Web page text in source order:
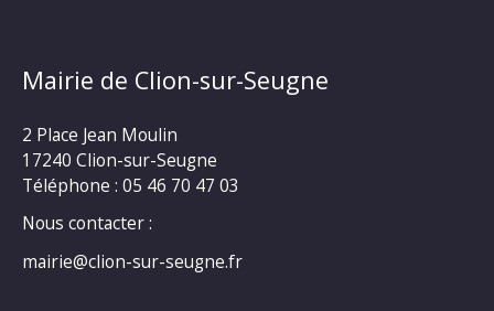
Mairie de Clion-sur-Seugne
2 Place Jean Moulin
17240 Clion-sur-Seugne
Téléphone : 05 46 70 47 03
Nous contacter :
mairie@clion-sur-seugne.fr